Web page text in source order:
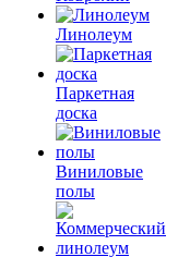
Линолеум
Паркетная
доска
Виниловые
полы